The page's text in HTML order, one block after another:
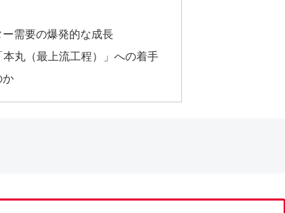
需要の爆発的な成長
丸（最上流工程）」への着手
か